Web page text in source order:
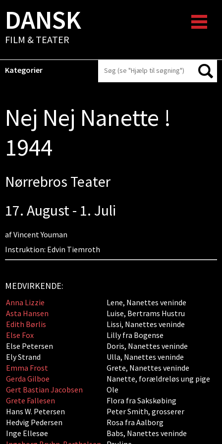
DANSK
FILM & TEATER
Kategorier
Nej Nej Nanette !
1944
Nørrebros Teater
17. August - 1. Juli
af Vincent Youman
Instruktion: Edvin Tiemroth
MEDVIRKENDE:
Anna Lizzie
Lene, Nanettes veninde
Asta Hansen
Luise, Bertrams Hustru
Edith Børlis
Lissi, Nanettes veninde
Else Fox
Lilly fra Bogense
Else Petersen
Doris, Nanettes veninde
Ely Strand
Ulla, Nanettes veninde
Emma Frost
Grete, Nanettes veninde
Gerda Gilboe
Nanette, forældreløs ung pige
Gert Bastian Jacobsen
Ole
Grete Fallesen
Flora fra Sakskøbing
Hans W. Petersen
Peter Smith, grosserer
Hedvig Pedersen
Rosa fra Aalborg
Inge Ellesøe
Babs, Nanettes veninde